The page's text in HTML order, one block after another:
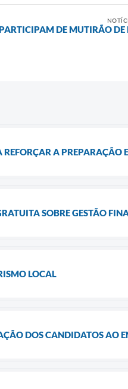
DE MUTIRÃO DE
REFORÇAR A PREPARAÇÃO
SOBRE GESTÃO
LOCAL
DOS CANDIDATOS AO